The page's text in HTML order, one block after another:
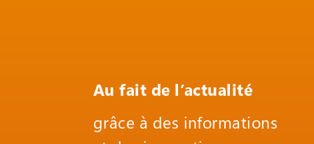
Au fait de l’actualité
grâce à des informations